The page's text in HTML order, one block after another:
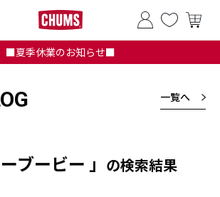
■夏季休業のお知らせ■
一覧へ
ブービー 」 の検索結果